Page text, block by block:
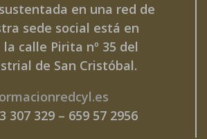
en una red de
sede social está en
la calle Pirita nº 35 del
de San Cristóbal.
307 329 – 659 57 2956